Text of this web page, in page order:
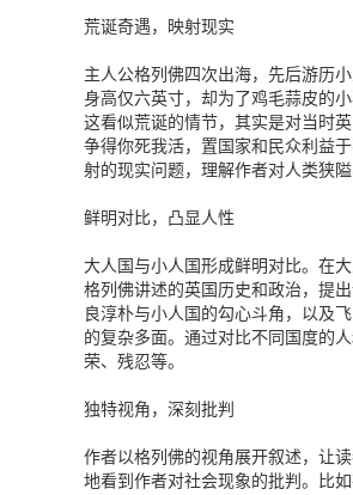
荒诞奇遇，映射现实
主人公格列佛四次出海，先后游历
身高仅六英寸，却为了鸡毛蒜皮的
这看似荒诞的情节，其实是对当时
争得你死我活，置国家和民众利益
射的现实问题，理解作者对人类狭
鲜明对比，凸显人性
大人国与小人国形成鲜明对比。在
格列佛讲述的英国历史和政治，提
良淳朴与小人国的勾心斗角，以及
的复杂多面。通过对比不同国度的
荣、残忍等。
独特视角，深刻批判
作者以格列佛的视角展开叙述，让
地看到作者对社会现象的批判。比